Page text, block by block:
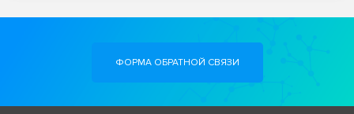
ФОРМА ОБРАТНОЙ СВЯЗИ